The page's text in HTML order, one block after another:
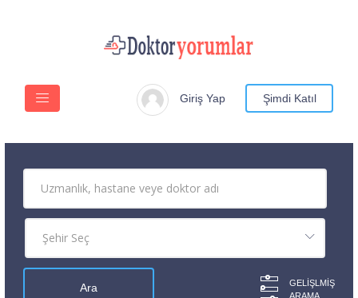
Giriş Yap Şimdi Katıl
GELIŞLMIŞ
ARAMA